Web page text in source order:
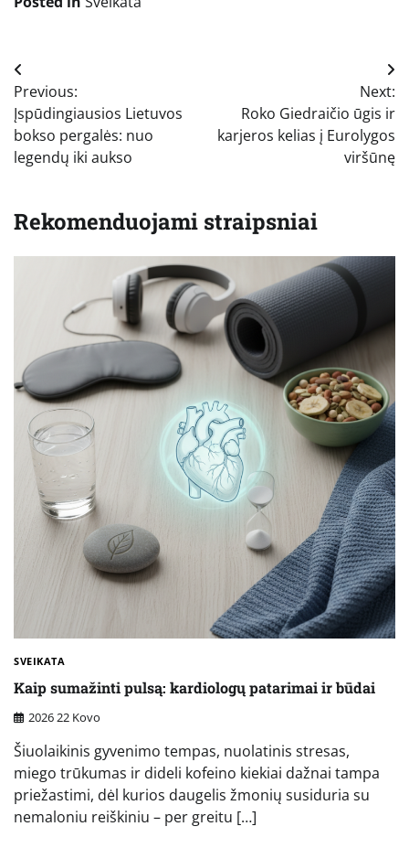
Navigacija
tarp
įrašų
Previous:
Įspūdingiausios Lietuvos
bokso pergalės: nuo
legendų iki aukso
Next:
Roko Giedraičio ūgis ir
karjeros kelias į Eurolygos
viršūnę
Rekomenduojami straipsniai
SVEIKATA
Kaip sumažinti pulsą: kardiologų patarimai ir būdai
2026 22 Kovo
Šiuolaikinis gyvenimo tempas, nuolatinis stresas,
miego trūkumas ir dideli kofeino kiekiai dažnai tampa
priežastimi, dėl kurios daugelis žmonių susiduria su
nemaloniu reiškiniu – per greitu […]